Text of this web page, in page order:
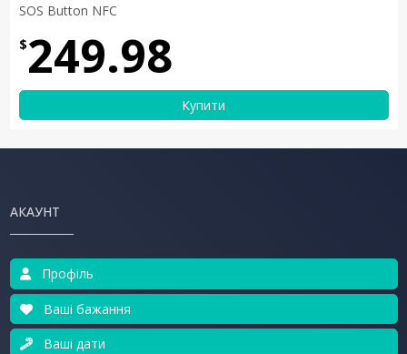
SOS Button NFC
$249.98
Купити
АКАУНТ
Профіль
Ваші бажання
Ваші дати